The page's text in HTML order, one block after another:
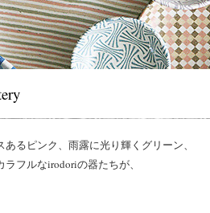
るピンク、雨露に光り輝くグリーン、
フルなirodoriの器たちが、